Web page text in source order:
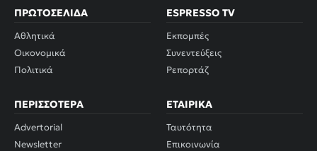
ΠΡΩΤΟΣΈΛΙΔΑ
Αθλητικά
Οικονομικά
Πολιτικά
ESPRESSO TV
Εκπομπές
Συνεντεύξεις
Ρεπορτάζ
ΠΕΡΙΣΣΌΤΕΡΑ
Advertorial
Newsletter
ΕΤΑΙΡΙΚΆ
Ταυτότητα
Επικοινωνία